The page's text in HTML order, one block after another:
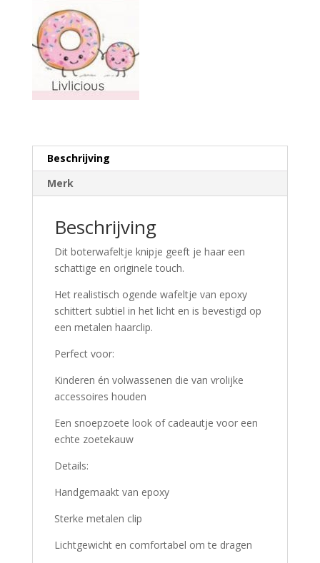
Beschrijving
Merk
Beschrijving
Dit boterwafeltje knipje geeft je haar een
schattige en originele touch.
Het realistisch ogende wafeltje van epoxy
schittert subtiel in het licht en is bevestigd op
een metalen haarclip.
Perfect voor:
Kinderen én volwassenen die van vrolijke
accessoires houden
Een snoepzoete look of cadeautje voor een
echte zoetekauw
Details:
Handgemaakt van epoxy
Sterke metalen clip
Lichtgewicht en comfortabel om te dragen